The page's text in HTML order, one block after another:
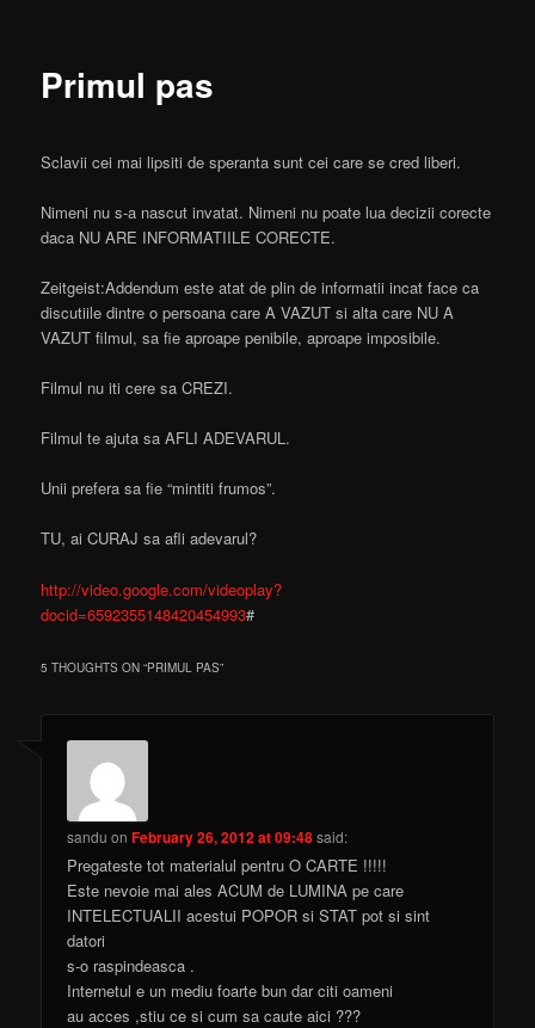
Primul pas
Sclavii cei mai lipsiti de speranta sunt cei care se cred liberi.
Nimeni nu s-a nascut invatat. Nimeni nu poate lua decizii corecte
daca NU ARE INFORMATIILE CORECTE.
Zeitgeist:Addendum este atat de plin de informatii incat face ca
discutiile dintre o persoana care A VAZUT si alta care NU A
VAZUT filmul, sa fie aproape penibile, aproape imposibile.
Filmul nu iti cere sa CREZI.
Filmul te ajuta sa AFLI ADEVARUL.
Unii prefera sa fie “mintiti frumos”.
TU, ai CURAJ sa afli adevarul?
http://video.google.com/videoplay?
docid=6592355148420454993#
5 THOUGHTS ON “PRIMUL PAS”
sandu onFebruary 26, 2012 at 09:48said:
Pregateste tot materialul pentru O CARTE !!!!!
Este nevoie mai ales ACUM de LUMINA pe care
INTELECTUALII acestui POPOR si STAT pot si sint
datori
s-o raspindeasca .
Internetul e un mediu foarte bun dar citi oameni
au acces ,stiu ce si cum sa caute aici ???